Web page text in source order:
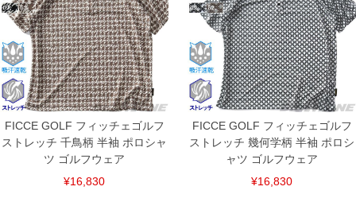
FICCE GOLF フィッチェゴルフ
ストレッチ 千鳥柄 半袖 ポロシャ
ツ ゴルフウェア
¥16,830
FICCE GOLF フィッチェゴルフ
ストレッチ 幾何学柄 半袖 ポロシ
ャツ ゴルフウェア
¥16,830